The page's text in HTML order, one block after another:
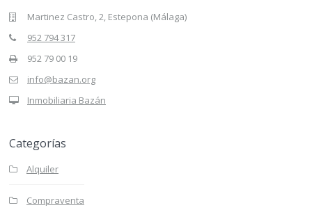
Martinez Castro, 2, Estepona (Málaga)
952 794 317
952 79 00 19
info@bazan.org
Inmobiliaria Bazán
Categorías
Alquiler
Compraventa